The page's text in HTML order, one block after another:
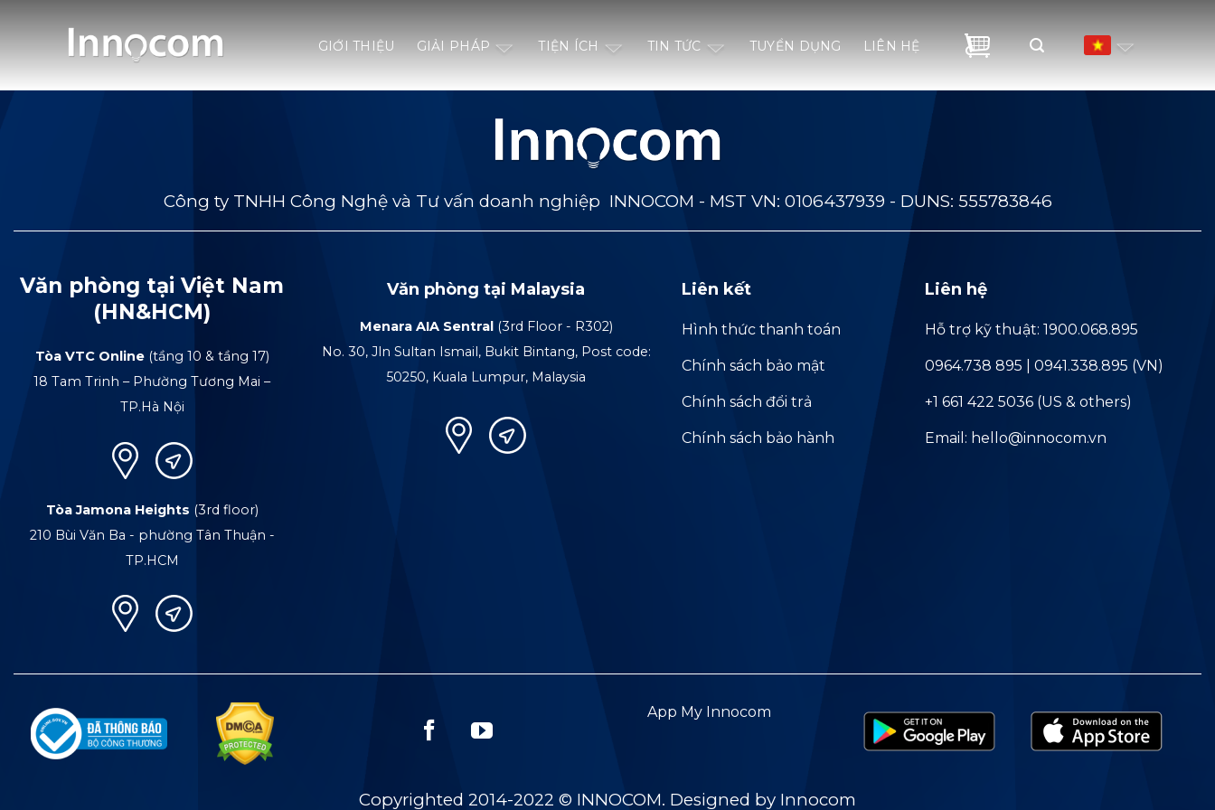
GIỚI THIỆU GIẢI PHÁP TIỆN ÍCH TIN TỨC TUYỂN DỤNG LIÊN HỆ
Công ty TNHH Công Nghệ và Tư vấn doanh nghiệp INNOCOM - MST VN: 0106437939 - DUNS: 555783846
Văn phòng tại Việt Nam
(HN&HCM)
Tòa VTC Online(tầng 10 & tầng 17)
18 Tam Trinh – Phường Tương Mai –
TP.Hà Nội
Tòa Jamona Heights (3rd floor)
210 Bùi Văn Ba - phường Tân Thuận -
TP.HCM
Văn phòng tại Malaysia
Menara AIA Sentral (3rd Floor - R302)
No. 30, Jln Sultan Ismail, Bukit Bintang, Post code:
50250, Kuala Lumpur, Malaysia
Liên kết
Hình thức thanh toán
Chính sách bảo mật
Chính sách đổi trả
Chính sách bảo hành
Liên hệ
Hỗ trợ kỹ thuật: 1900.068.895
0964.738 895 | 0941.338.895 (VN)
+1 661 422 5036 (US & others)
Email: hello@innocom.vn
App My Innocom
Copyrighted 2014-2022 © INNOCOM. Designed by Innocom